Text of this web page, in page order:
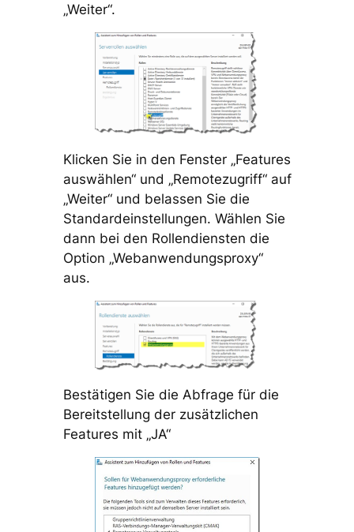
„Weiter“.
Klicken Sie in den Fenster „Features
auswählen“ und „Remotezugriff“ auf
„Weiter“ und belassen Sie die
Standardeinstellungen. Wählen Sie
dann bei den Rollendiensten die
Option „Webanwendungsproxy“
aus.
Bestätigen Sie die Abfrage für die
Bereitstellung der zusätzlichen
Features mit „JA“